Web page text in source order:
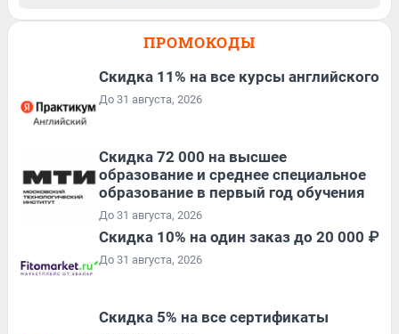
ПРОМОКОДЫ
Скидка 11% на все курсы английского
До 31 августа, 2026
Скидка 72 000 на высшее
образование и среднее специальное
образование в первый год обучения
До 31 августа, 2026
Скидка 10% на один заказ до 20 000 ₽
До 31 августа, 2026
Скидка 5% на все сертификаты